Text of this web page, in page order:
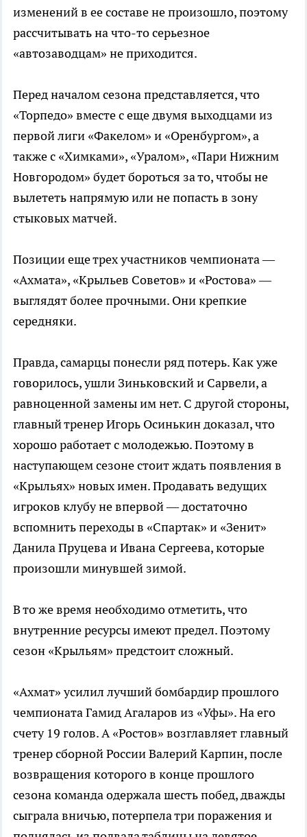
изменений в ее составе не произошло, поэтому
рассчитывать на что-то серьезное
«автозаводцам» не приходится.
Перед началом сезона представляется, что
«Торпедо» вместе с еще двумя выходцами из
первой лиги «Факелом» и «Оренбургом», а
также с «Химками», «Уралом», «Пари Нижним
Новгородом» будет бороться за то, чтобы не
вылететь напрямую или не попасть в зону
стыковых матчей.
Позиции еще трех участников чемпионата —
«Ахмата», «Крыльев Советов» и «Ростова» —
выглядят более прочными. Они крепкие
середняки.
Правда, самарцы понесли ряд потерь. Как уже
говорилось, ушли Зиньковский и Сарвели, а
равноценной замены им нет. С другой стороны,
главный тренер Игорь Осинькин доказал, что
хорошо работает с молодежью. Поэтому в
наступающем сезоне стоит ждать появления в
«Крыльях» новых имен. Продавать ведущих
игроков клубу не впервой — достаточно
вспомнить переходы в «Спартак» и «Зенит»
Данила Пруцева и Ивана Сергеева, которые
произошли минувшей зимой.
В то же время необходимо отметить, что
внутренние ресурсы имеют предел. Поэтому
сезон «Крыльям» предстоит сложный.
«Ахмат» усилил лучший бомбардир прошлого
чемпионата Гамид Агаларов из «Уфы». На его
счету 19 голов. А «Ростов» возглавляет главный
тренер сборной России Валерий Карпин, после
возвращения которого в конце прошлого
сезона команда одержала шесть побед, дважды
сыграла вничью, потерпела три поражения и